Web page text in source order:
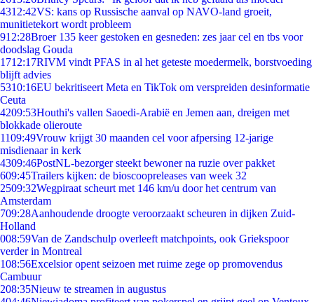
4312:42VS: kans op Russische aanval op NAVO-land groeit,
munitietekort wordt probleem
912:28Broer 135 keer gestoken en gesneden: zes jaar cel en tbs voor
doodslag Gouda
1712:17RIVM vindt PFAS in al het geteste moedermelk, borstvoeding
blijft advies
5310:16EU bekritiseert Meta en TikTok om verspreiden desinformatie
Ceuta
4209:53Houthi's vallen Saoedi-Arabië en Jemen aan, dreigen met
blokkade olieroute
1109:49Vrouw krijgt 30 maanden cel voor afpersing 12-jarige
misdienaar in kerk
4309:46PostNL-bezorger steekt bewoner na ruzie over pakket
609:45Trailers kijken: de bioscoopreleases van week 32
2509:32Wegpiraat scheurt met 146 km/u door het centrum van
Amsterdam
709:28Aanhoudende droogte veroorzaakt scheuren in dijken Zuid-
Holland
008:59Van de Zandschulp overleeft matchpoints, ook Griekspoor
verder in Montreal
108:56Excelsior opent seizoen met ruime zege op promovendus
Cambuur
208:35Nieuw te streamen in augustus